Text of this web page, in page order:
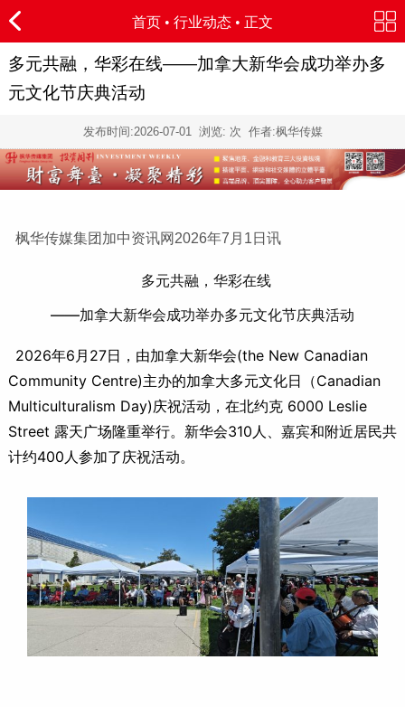
首页 • 行业动态 • 正文
多元共融，华彩在线——加拿大新华会成功举办多
元文化节庆典活动
发布时间:2026-07-01 浏览: 次 作者:枫华传媒
枫华传媒集团加中资讯网2026年7月1日讯
多元共融，华彩在线
——加拿大新华会成功举办多元文化节庆典活动
2026年6月27日，由加拿大新华会(the New Canadian
Community Centre)主办的加拿大多元文化日（Canadian
Multiculturalism Day)庆祝活动，在北约克 6000 Leslie
Street 露天广场隆重举行。新华会310人、嘉宾和附近居民共
计约400人参加了庆祝活动。